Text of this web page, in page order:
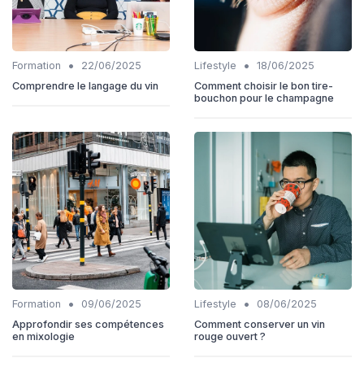
Formation •
22/06/2025
Comprendre le langage du vin
Lifestyle •
18/06/2025
Comment choisir le bon tire-
bouchon pour le champagne
Formation •
09/06/2025
Approfondir ses compétences
en mixologie
Lifestyle •
08/06/2025
Comment conserver un vin
rouge ouvert ?